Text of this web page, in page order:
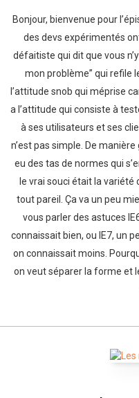
Bonjour, bienvenue pour
des devs expérimentés
défaitiste qui dit que vous
mon problème” qui refile
l’attitude snob qui méprise
a l’attitude qui consiste à
à ses utilisateurs et ses
n’est pas simple. De manière
eu des tas de normes qui
le vrai souci était la
tout pareil. Ça va un peu
vous parler des astuces
connaissait bien, ou IE7, un
on connaissait moins.
on veut séparer la forme et